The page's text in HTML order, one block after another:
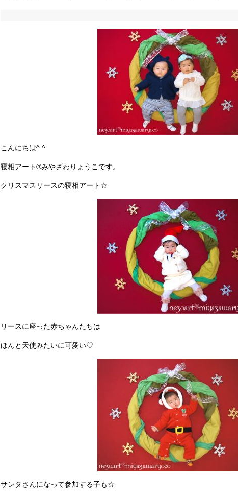
こんにちは^ ^
寝相アート®︎みやざわりょうこです。
クリスマスリースの寝相アート☆
リースに座った赤ちゃんたちは
ほんと天使みたいに可愛い♡
サンタさんになって参加する子も☆